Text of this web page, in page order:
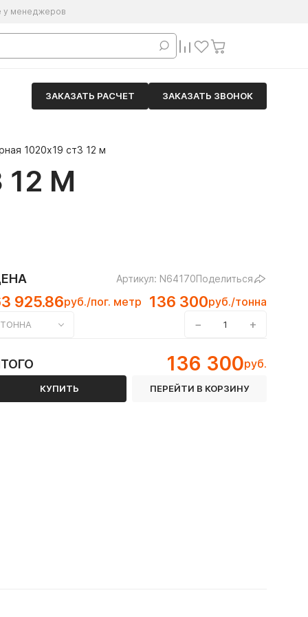
у менеджеров
ЗАКАЗАТЬ РАСЧЕТ ЗАКАЗАТЬ ЗВОНОК
1020х19 ст3 12 м
М
Артикул: N64170Поделиться
925.86руб./пог. метр 136 300руб./тонна
ТОННА − +
136 300руб.
КУПИТЬ ПЕРЕЙТИ В КОРЗИНУ